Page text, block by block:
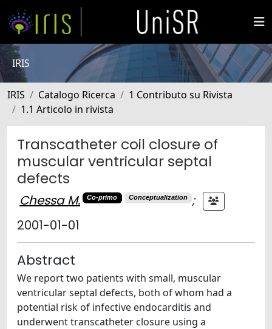
IRIS
IRIS Catalogo Ricerca
1 Contributo su Rivista
1.1 Articolo in rivista
Transcatheter coil closure of
muscular ventricular septal
defects
Chessa M. Co-primo Conceptualization
;
2001-01-01
Abstract
We report two patients with small, muscular
ventricular septal defects, both of whom had a
potential risk of infective endocarditis and
underwent transcatheter closure using a